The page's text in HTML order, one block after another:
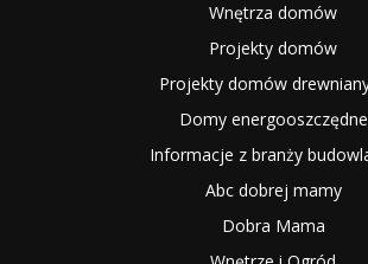
Wnętrza domów
Projekty domów
Projekty domów
Domy energooszczędne
Informacje z branży
Abc dobrej mamy
Dobra Mama